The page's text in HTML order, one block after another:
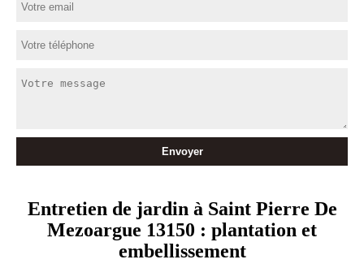
Entretien de jardin à Saint Pierre De
Mezoargue 13150 : plantation et
embellissement